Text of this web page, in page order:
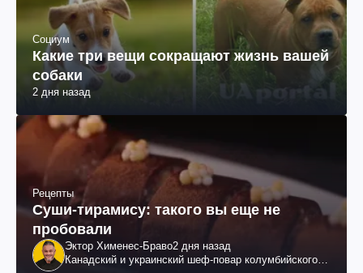
Социум
Какие три вещи сокращают жизнь вашей
собаки
2 дня назад
Рецепты
Суши-тирамису: такого вы еще не
пробовали
Эктор Хименес-Браво2 дня назад
Канадский и украинский шеф-повар колумбийского